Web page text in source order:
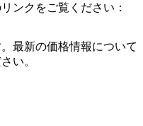
ンクをご覧ください：
最新の価格情報について
い。